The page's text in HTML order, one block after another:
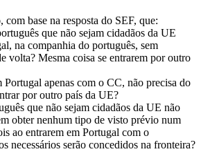
base na resposta do SEF, que:
que não sejam cidadãos da UE
na companhia do português, sem
volta? Mesma coisa se entrarem por outro
Portugal apenas com o CC, não precisa do
por outro país da UE?
que não sejam cidadãos da UE não
obter nenhum tipo de visto prévio num
ao entrarem em Portugal com o
necessários serão concedidos na fronteira?